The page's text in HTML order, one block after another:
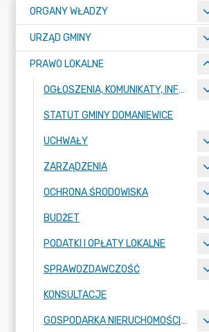
ORGANY WŁADZY
URZĄD GMINY
PRAWO LOKALNE
OGŁOSZENIA, KOMUNIKATY, INFORMACJE
STATUT GMINY DOMANIEWICE
UCHWAŁY
ZARZĄDZENIA
OCHRONA ŚRODOWISKA
BUDŻET
PODATKI I OPŁATY LOKALNE
SPRAWOZDAWCZOŚĆ
KONSULTACJE
GOSPODARKA NIERUCHOMOŚCIAMI